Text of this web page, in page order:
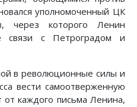
уполномоченный ЦК
которого Ленин
связи с Петроградом и
в революционные силы и
вести самоотверженную
каждого письма Ленина,